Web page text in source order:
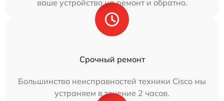
ваше устройство на ремонт и обратно.
Срочный ремонт
Большинство неисправностей техники Cisco мы
устраняем в течение 2 часов.